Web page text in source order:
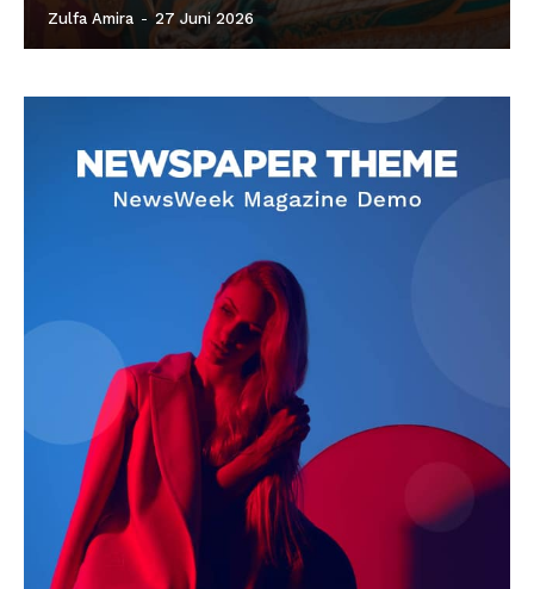
Zulfa Amira - 27 Juni 2026